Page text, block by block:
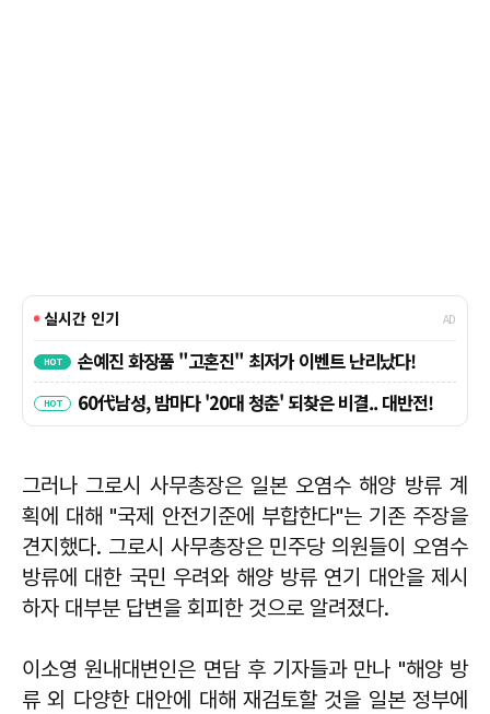
그러나 그로시 사무총장은 일본 오염수 해양 방류 계
획에 대해 "국제 안전기준에 부합한다"는 기존 주장을
견지했다. 그로시 사무총장은 민주당 의원들이 오염수
방류에 대한 국민 우려와 해양 방류 연기 대안을 제시
하자 대부분 답변을 회피한 것으로 알려졌다.
이소영 원내대변인은 면담 후 기자들과 만나 "해양 방
류 외 다양한 대안에 대해 재검토할 것을 일본 정부에